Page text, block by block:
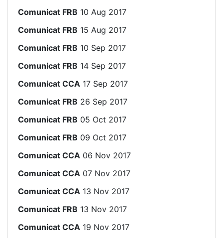
Comunicat FRB 10 Aug 2017
Comunicat FRB 15 Aug 2017
Comunicat FRB 10 Sep 2017
Comunicat FRB 14 Sep 2017
Comunicat CCA 17 Sep 2017
Comunicat FRB 26 Sep 2017
Comunicat FRB 05 Oct 2017
Comunicat FRB 09 Oct 2017
Comunicat CCA 06 Nov 2017
Comunicat CCA 07 Nov 2017
Comunicat CCA 13 Nov 2017
Comunicat FRB 13 Nov 2017
Comunicat CCA 19 Nov 2017